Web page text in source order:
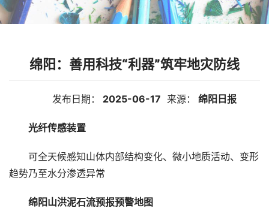
绵阳：善用科技“利器”筑牢地灾防线
发布日期： 2025-06-17
  来源：
绵阳日报
光纤传感装置
可全天候感知山体内部结构变化、微小地质活动、变形
趋势乃至水分渗透异常
绵阳山洪泥石流预报预警地图